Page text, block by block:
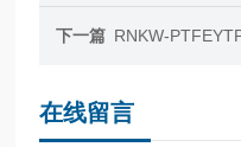
下一篇 RNKW-PTFEYTPTFE
在线留言